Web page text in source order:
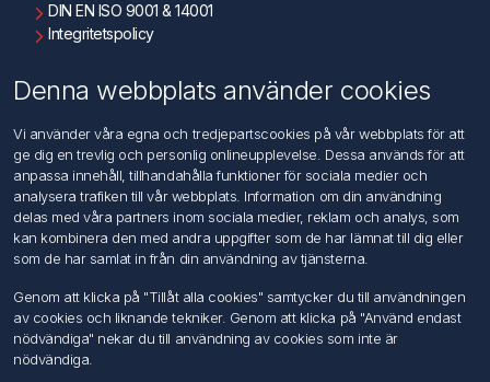
DIN EN ISO 9001 & 14001
Integritetspolicy
Kontakta oss
Kundtjänst
Sök
Mitt konto
Mina ordrar
Mina adresser
Denna webbplats använder cookies
Vi använder våra egna och tredjepartscookies på vår webbplats för att
ge dig en trevlig och personlig onlineupplevelse. Dessa används för att
anpassa innehåll, tillhandahålla funktioner för sociala medier och
analysera trafiken till vår webbplats. Information om din användning
delas med våra partners inom sociala medier, reklam och analys, som
kan kombinera den med andra uppgifter som de har lämnat till dig eller
som de har samlat in från din användning av tjänsterna.
Genom att klicka på "Tillåt alla cookies" samtycker du till användningen
av cookies och liknande tekniker. Genom att klicka på "Använd endast
nödvändiga" nekar du till användning av cookies som inte är
nödvändiga.